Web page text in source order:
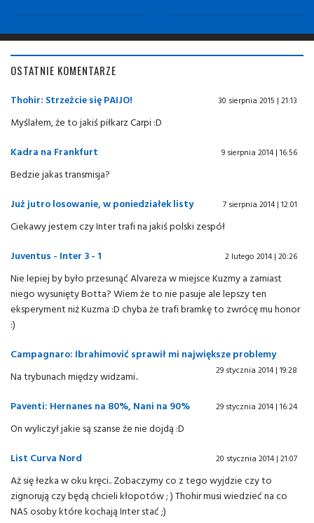
OSTATNIE KOMENTARZE
Thohir: Strzeżcie się PAIJO! 30 sierpnia 2015 | 21:13
Myślałem, że to jakiś piłkarz Carpi :D
Kadra na Frankfurt
9 sierpnia 2014 | 16:56
Bedzie jakas transmisja?
Już jutro losowanie, w poniedziałek listy
7 sierpnia 2014 | 12:01
Ciekawy jestem czy Inter trafi na jakiś polski zespół
Juventus - Inter 3 - 1
2 lutego 2014 | 20:26
Nie lepiej by było przesunąć Alvareza w miejsce Kuzmy a zamiast
niego wysunięty Botta? Wiem że to nie pasuje ale lepszy ten
eksperyment niż Kuzma :D chyba że trafi bramkę to zwrócę mu honor
:)
Campagnaro: Ibrahimović sprawił mi największe problemy
29 stycznia 2014 | 19:28
Na trybunach między widzami..
Paventi: Hernanes na 80%, Nani na 90%
29 stycznia 2014 | 16:24
On wyliczył jakie są szanse że nie dojdą :D
List Curva Nord
20 stycznia 2014 | 21:07
Aż się łezka w oku kręci.. Zobaczymy co z tego wyjdzie czy to
zignorują czy będą chcieli kłopotów ; ) Thohir musi wiedzieć na co
NAS osoby które kochają Inter stać ;)